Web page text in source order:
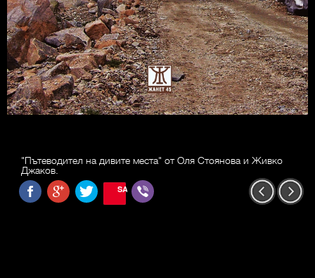
"Пътеводител на дивите места" от Оля Стоянова и Живко
Джаков.
SAVE